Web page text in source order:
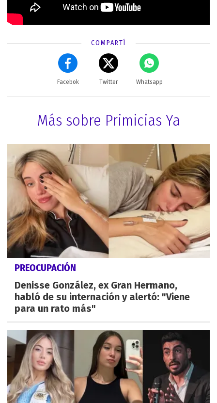
COMPARTÍ
Facebok Twitter Whatsapp
Más sobre Primicias Ya
PREOCUPACIÓN
Denisse González, ex Gran Hermano,
habló de su internación y alertó: "Viene
para un rato más"